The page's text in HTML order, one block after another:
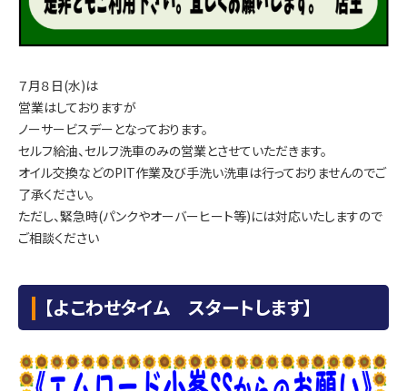
７月８日(水)は
営業はしておりますが
ノーサービスデーとなっております。
セルフ給油、セルフ洗車のみの営業とさせていただきます。
オイル交換などのPIT作業及び手洗い洗車は行っておりませんのでご
了承ください。
ただし、緊急時(パンクやオーバーヒート等)には対応いたしますので
ご相談ください
【よこわせタイム スタートします】